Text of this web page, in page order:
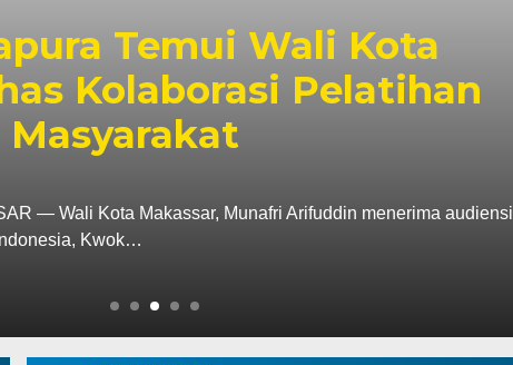
Temui Wali Kota
Kolaborasi Pelatihan
— Wali Kota Makassar, Munafri Arifuddin menerima audiensi
Kwok…